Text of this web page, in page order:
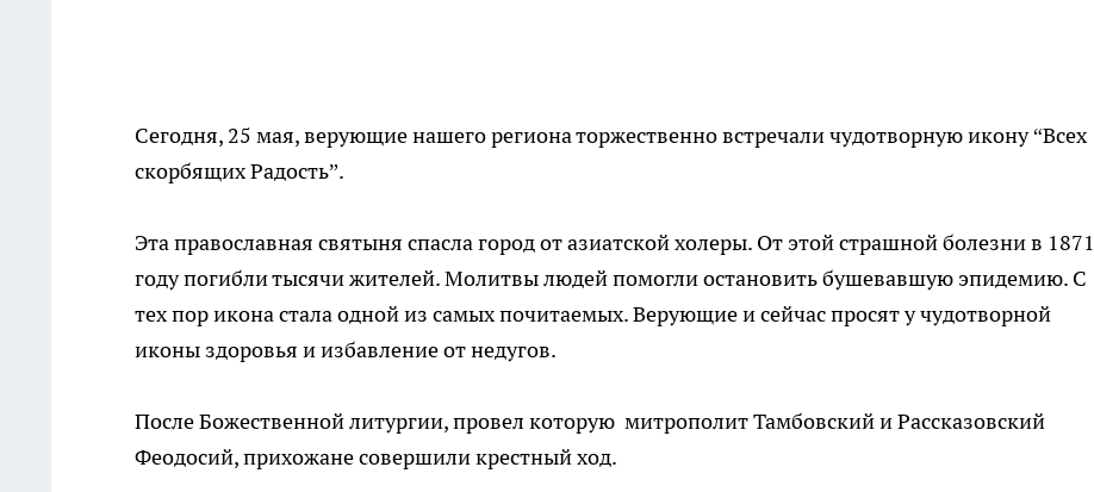
Сегодня, 25 мая, верующие нашего региона торжественно встречали чудотворную икону “Всех
скорбящих Радость”.
Эта православная святыня спасла город от азиатской холеры. От этой страшной болезни в 1871
году погибли тысячи жителей. Молитвы людей помогли остановить бушевавшую эпидемию. С
тех пор икона стала одной из самых почитаемых. Верующие и сейчас просят у чудотворной
иконы здоровья и избавление от недугов.
После Божественной литургии, провел которую митрополит Тамбовский и Рассказовский
Феодосий, прихожане совершили крестный ход.